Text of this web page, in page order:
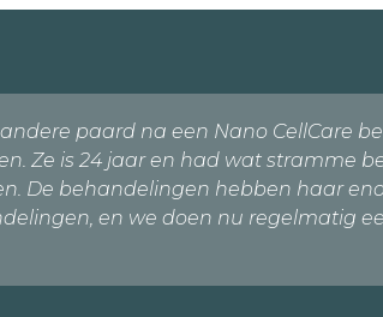
andere paard na een Nano CellCare
Ze is 24 jaar en had wat stramme
De behandelingen hebben haar
en we doen nu regelmatig